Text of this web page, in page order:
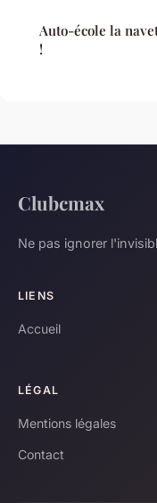
Auto-école la
!
Clubcmax
Ne pas ignorer
LIENS
Accueil
LÉGAL
Mentions légales
Contact